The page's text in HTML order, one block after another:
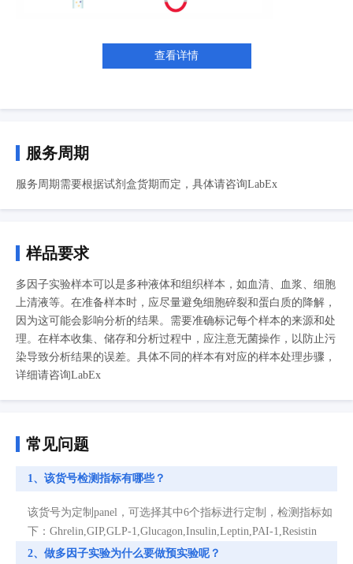
查看详情
服务周期
服务周期需要根据试剂盒货期而定，具体请咨询LabEx
样品要求
多因子实验样本可以是多种液体和组织样本，如血清、血浆、细胞
上清液等。在准备样本时，应尽量避免细胞碎裂和蛋白质的降解，
因为这可能会影响分析的结果。需要准确标记每个样本的来源和处
理。在样本收集、储存和分析过程中，应注意无菌操作，以防止污
染导致分析结果的误差。具体不同的样本有对应的样本处理步骤，
详细请咨询LabEx
常见问题
1、该货号检测指标有哪些？
该货号为定制panel，可选择其中6个指标进行定制，检测指标如
下：Ghrelin,GIP,GLP-1,Glucagon,Insulin,Leptin,PAI-1,Resistin
2、做多因子实验为什么要做预实验呢？